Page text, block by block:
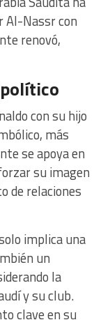
Al-Nassr con
renovó,
con su hijo
más
se apoya en
su imagen
de relaciones
implica una
un
la
y su club.
clave en su